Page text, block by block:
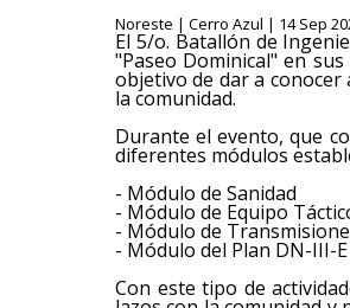
Noreste | Cerro Azul | 14 Sep
El 5/o. Batallón de
"Paseo Dominical" en
objetivo de dar a conocer
la comunidad.
Durante el evento, que
diferentes módulos
- Módulo de Sanidad
- Módulo de Equipo
- Módulo de
- Módulo del Plan DN-III-E
Con este tipo de